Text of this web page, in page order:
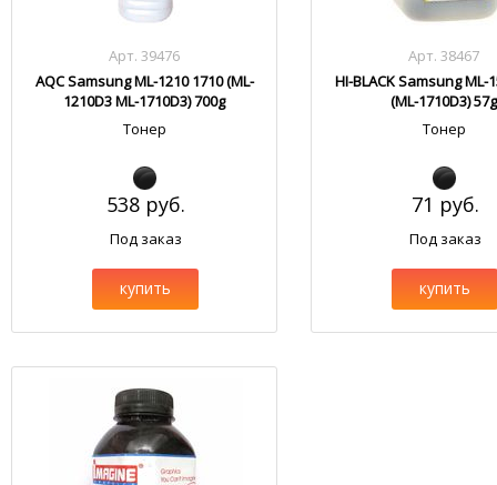
Арт. 39476
AQC Samsung ML-1210 1710 (ML-
1210D3 ML-1710D3) 700g
Тонер
538 руб.
Под заказ
купить
Арт. 38467
HI-BLACK Samsung ML-
(ML-1710D3) 57g
Тонер
71 руб.
Под заказ
купить